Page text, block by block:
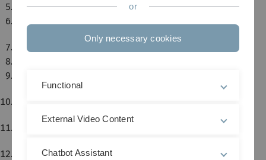
25. 11: Der Satz von Gelfand-Naimark (Tilman Giese)
Fouriertransformation (Christian Steck)
9. 12: Die Gruppen C*-Algebra (Daniel Hauer)
Summenformel (Stephan Fackler)
(Matthias Rapp)
3. 2: Selbergsche Spurformel (Jochen Glück)
or
Only necessary cookies
Functional
External Video Content
Chatbot Assistant